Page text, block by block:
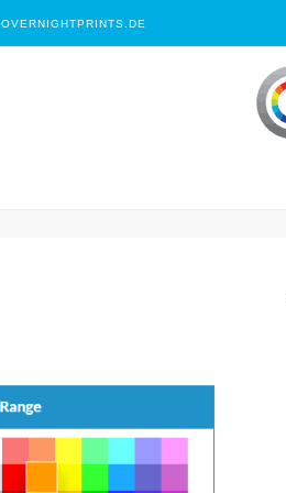
OVERNIGHTPRINTS.DE